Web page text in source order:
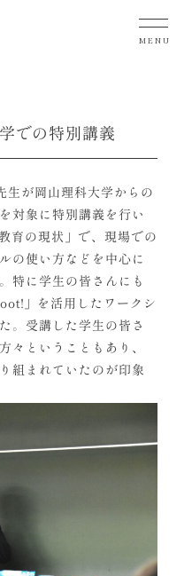
MENU
での特別講義
生が岡山理科大学からの
対象に特別講義を行い
育の現状」で、現場での
の使い方などを中心に
特に学生の皆さんにも
」を活用したワークシ
。受講した学生の皆さ
々ということもあり、
組まれていたのが印象